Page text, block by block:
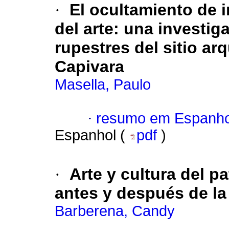
·
El ocultamiento de
del arte: una
rupestres del sitio
Capivara
Masella, Paulo
· resumo em
Espanhol (
pdf )
·
Arte y cultura del
antes y después de
Barberena, Candy